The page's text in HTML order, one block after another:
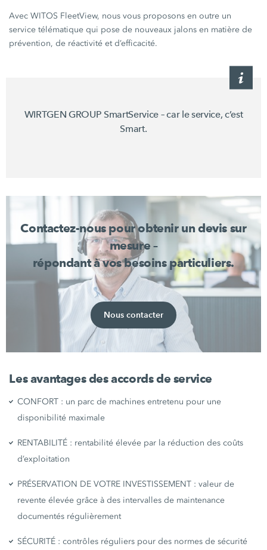
Avec WITOS FleetView, nous vous proposons en outre un
service télématique qui pose de nouveaux jalons en matière de
prévention, de réactivité et d’efficacité.
WIRTGEN GROUP SmartService – car le service, c’est
Smart.
Contactez-nous pour obtenir un devis sur
mesure –
répondant à vos besoins particuliers.
Nous contacter
Les avantages des accords de service
CONFORT : un parc de machines entretenu pour une
disponibilité maximale
RENTABILITÉ : rentabilité élevée par la réduction des coûts
d’exploitation
PRÉSERVATION DE VOTRE INVESTISSEMENT : valeur de
revente élevée grâce à des intervalles de maintenance
documentés régulièrement
SÉCURITÉ : contrôles réguliers pour des normes de sécurité